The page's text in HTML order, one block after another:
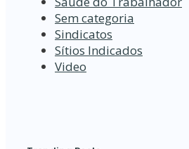
Sem categoria
Sindicatos
Sítios Indicados
Video